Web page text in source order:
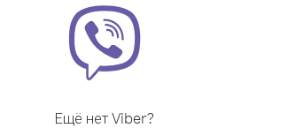
Ещё нет Viber?